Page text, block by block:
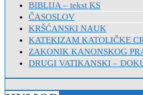
BIBLIJA – tekst KS
ČASOSLOV
KRŠĆANSKI NAUK
KATEKIZAM KATOLIČKE
ZAKONIK KANONSKOG
DRUGI VATIKANSKI –